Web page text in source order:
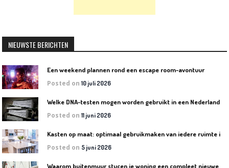
NIEUWSTE BERICHTEN
Een weekend plannen rond een escape room-avontuur
Posted on10 juli 2026
Posted on11 juni 2026
Posted on 5 juni 2026